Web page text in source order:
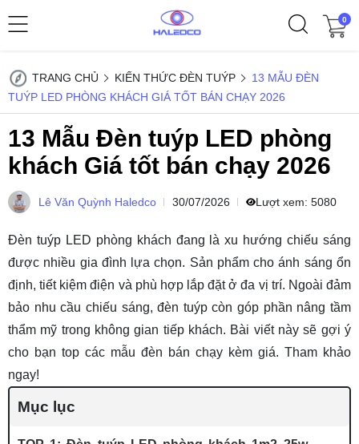
0
TRANG CHỦ KIẾN THỨC ĐÈN TUÝP
13 MẪU ĐÈN
TUÝP LED PHÒNG KHÁCH GIÁ TỐT BÁN CHẠY 2026
13 Mẫu Đèn tuýp LED phòng
khách Giá tốt bán chạy 2026
Lê Văn Quỳnh Haledco 30/07/2026 Lượt xem: 5080
Đèn tuýp LED phòng khách đang là xu hướng chiếu sáng
được nhiều gia đình lựa chọn. Sản phẩm cho ánh sáng ổn
định, tiết kiệm điện và phù hợp lắp đặt ở đa vị trí. Ngoài đảm
bảo nhu cầu chiếu sáng, đèn tuýp còn góp phần nâng tầm
thẩm mỹ trong không gian tiếp khách. Bài viết này sẽ gợi ý
cho bạn top các mẫu đèn bán chạy kèm giá. Tham khảo
ngay!
Mục lục